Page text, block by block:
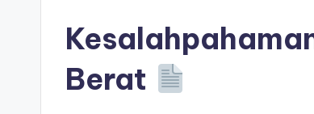
Berat